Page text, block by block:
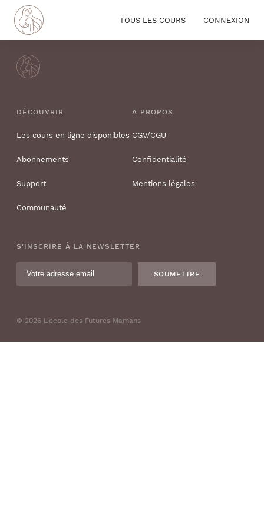
TOUS LES COURS CONNEXION
© 2026 L'école des Futures Mamans
DÉCOUVRIR
Les cours en ligne disponibles
Abonnements
Support
Communauté
A PROPOS
CGV/CGU
Confidentialité
Mentions légales
S'INSCRIRE À LA NEWSLETTER
SOUMETTRE